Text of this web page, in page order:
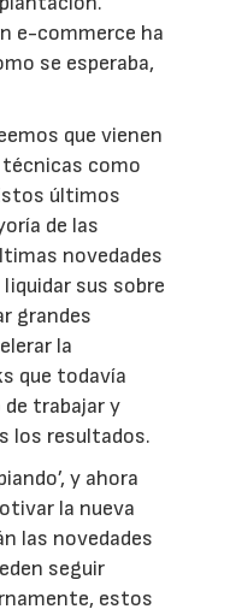
e-commerce ha
se esperaba,
que vienen
técnicas como
últimos
de las
novedades
liquidar sus sobre
grandes
la
que todavía
de trabajar y
los resultados.
y ahora
la nueva
las novedades
seguir
estos